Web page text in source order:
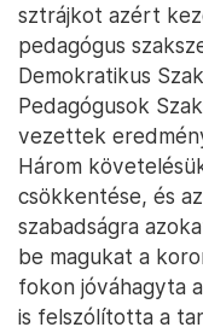
sztrájkot azért
pedagógus
Demokratikus
Pedagógusok
vezettek
Három
csökkentése, és
szabadságra
be magukat a
fokon jóváhagyta
is felszólította a